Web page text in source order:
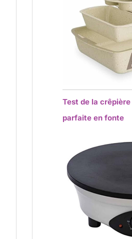
Test de la crêpière
parfaite en fonte